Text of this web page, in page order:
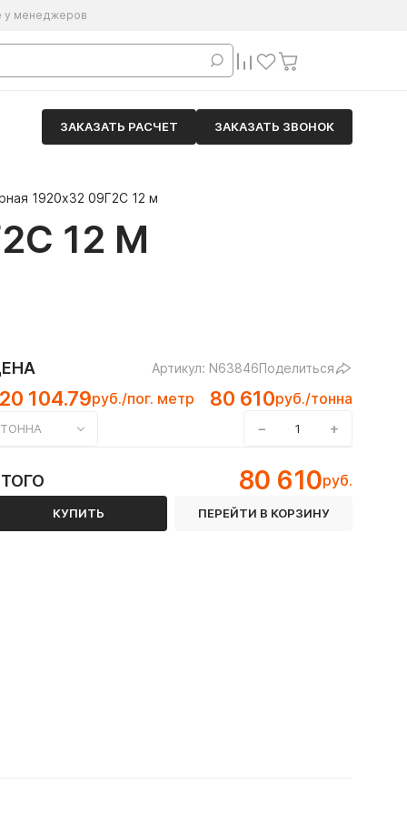
у менеджеров
ЗАКАЗАТЬ РАСЧЕТ ЗАКАЗАТЬ ЗВОНОК
1920х32 09Г2С 12 м
12 М
Артикул: N63846Поделиться
104.79руб./пог. метр 80 610руб./тонна
ТОННА − +
80 610руб.
КУПИТЬ ПЕРЕЙТИ В КОРЗИНУ